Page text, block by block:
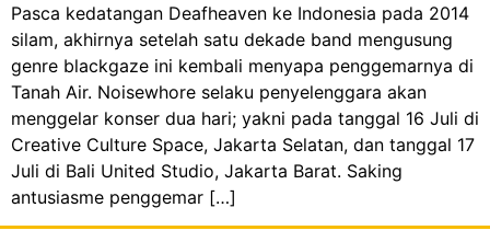
Pasca kedatangan Deafheaven ke Indonesia pada 2014
silam, akhirnya setelah satu dekade band mengusung
genre blackgaze ini kembali menyapa penggemarnya di
Tanah Air. Noisewhore selaku penyelenggara akan
menggelar konser dua hari; yakni pada tanggal 16 Juli di
Creative Culture Space, Jakarta Selatan, dan tanggal 17
Juli di Bali United Studio, Jakarta Barat. Saking
antusiasme penggemar […]